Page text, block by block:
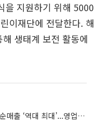
을 지원하기 위해 5000
이재단에 전달한다. 해
생태계 보전 활동에
현대백화점, 1분기 백화점 부문 순매출 ‘역대 최대’...영업이익 39.7% 급증